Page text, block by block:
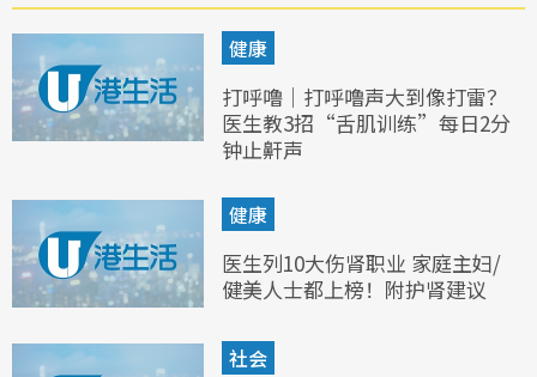
健康
打呼噜｜打呼噜声大到像打雷？
医生教3招“舌肌训练”每日2分
钟止鼾声
健康
医生列10大伤肾职业 家庭主妇/
健美人士都上榜！附护肾建议
社会